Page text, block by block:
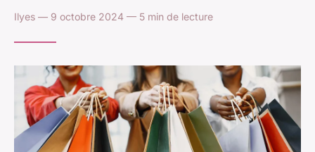
Ilyes — 9 octobre 2024 — 5 min de lecture